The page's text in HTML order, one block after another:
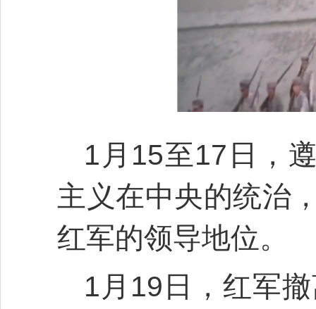
1月15至17日，
主义在中央的统治
红军的领导地位。
1月19日，红军